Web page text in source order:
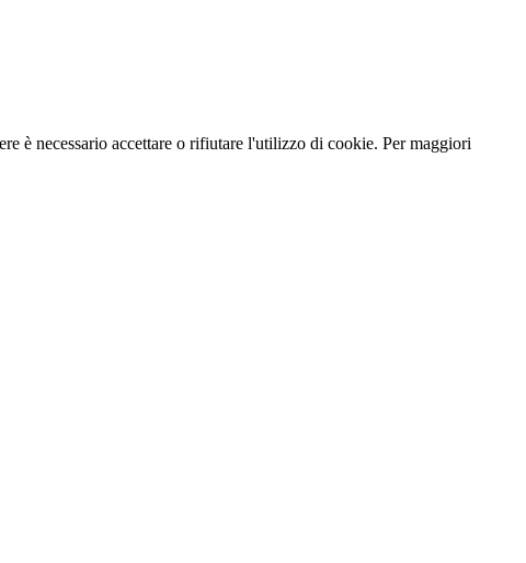
è necessario accettare o rifiutare l'utilizzo di cookie. Per maggiori